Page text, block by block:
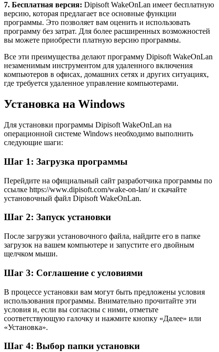
7. Бесплатная версия: Dipisoft WakeOnLan имеет бесплатную
версию, которая предлагает все основные функции
программы. Это позволяет вам оценить и использовать
программу без затрат. Для более расширенных возможностей
вы можете приобрести платную версию программы.
Все эти преимущества делают программу Dipisoft WakeOnLan
незаменимым инструментом для удаленного включения
компьютеров в офисах, домашних сетях и других ситуациях,
где требуется удаленное управление компьютерами.
Установка на Windows
Для установки программы Dipisoft WakeOnLan на
операционной системе Windows необходимо выполнить
следующие шаги:
Шаг 1: Загрузка программы
Перейдите на официальный сайт разработчика программы по
ссылке https://www.dipisoft.com/wake-on-lan/ и скачайте
установочный файл Dipisoft WakeOnLan.
Шаг 2: Запуск установки
После загрузки установочного файла, найдите его в папке
загрузок на вашем компьютере и запустите его двойным
щелчком мыши.
Шаг 3: Соглашение с условиями
В процессе установки вам могут быть предложены условия
использования программы. Внимательно прочитайте эти
условия и, если вы согласны с ними, отметьте
соответствующую галочку и нажмите кнопку «Далее» или
«Установка».
Шаг 4: Выбор папки установки